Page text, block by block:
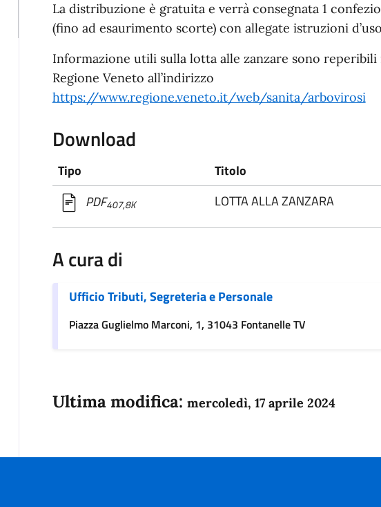
La distribuzione è gratuita e verrà consegnata 1
(fino ad esaurimento scorte) con allegate istruzioni
Informazione utili sulla lotta alle zanzare sono reperibili
Regione Veneto all’indirizzo
https://www.regione.veneto.it/web/sanita/arbovirosi
Download
Tipo Titolo
PDF407,8K LOTTA ALLA ZANZARA
A cura di
Ufficio Tributi, Segreteria e Personale
Piazza Guglielmo Marconi, 1, 31043 Fontanelle TV
Ultima modifica: mercoledì, 17 aprile 2024